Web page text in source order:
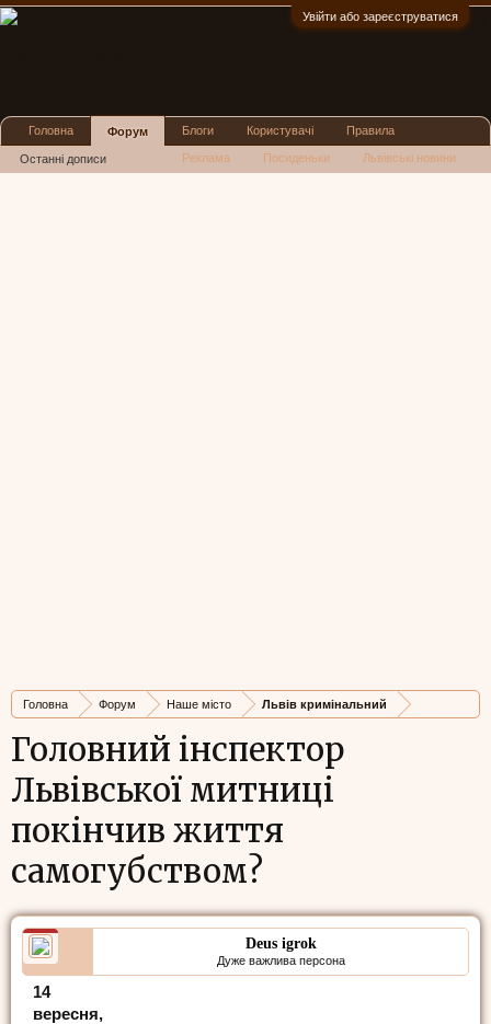
Увійти або зареєструватися
Головна Форум Наше місто Львів кримінальний
Головний інспектор
Львівської митниці
покінчив життя
самогубством?
Deus igrok
Дуже важлива персона
14
вересня,
Головна Форум
Останні дописи
Блоги Користувачі Правила
Реклама Посиденьки Львівські новини